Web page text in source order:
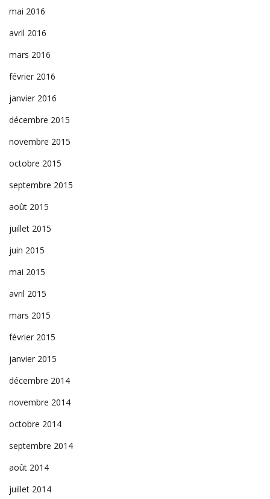
mai 2016
avril 2016
mars 2016
février 2016
janvier 2016
décembre 2015
novembre 2015
octobre 2015
septembre 2015
août 2015
juillet 2015
juin 2015
mai 2015
avril 2015
mars 2015
février 2015
janvier 2015
décembre 2014
novembre 2014
octobre 2014
septembre 2014
août 2014
juillet 2014